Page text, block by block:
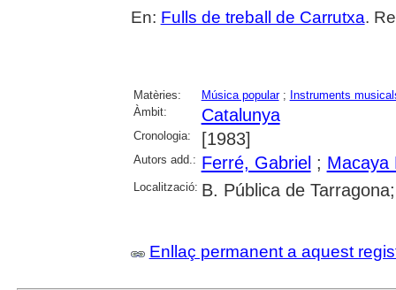
En: Fulls de treball de Carrutxa.
Matèries: Música popular; Instruments
Àmbit:
Catalunya
Cronologia: [1983]
Autors add.: Ferré, Gabriel; Macaya
Localització: B. Pública de
Enllaç permanent a aquest